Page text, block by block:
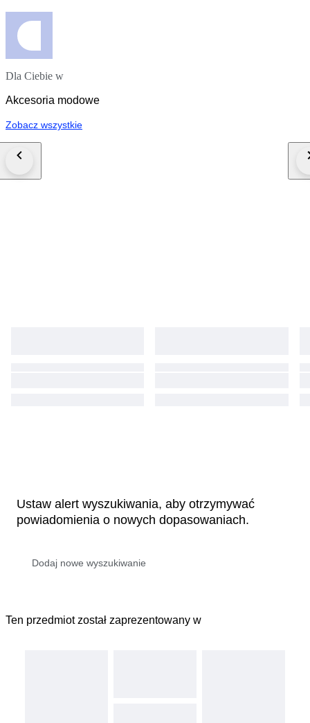
Dla Ciebie w
Akcesoria modowe
Zobacz wszystkie
Ustaw alert wyszukiwania, aby otrzymywać
powiadomienia o nowych dopasowaniach.
Ten przedmiot został zaprezentowany w